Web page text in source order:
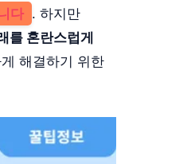
다 . 하지만
를 혼란스럽게
해결하기 위한